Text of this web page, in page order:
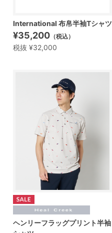
International 布帛半袖Tシャツ
¥35,200 （税込）
税抜 ¥32,000
ヘンリーフラッグプリント半袖